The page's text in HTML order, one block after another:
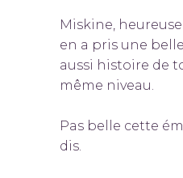
Miskine,
en a pris une
aussi histoire de
même niveau.
Pas belle cette
dis.